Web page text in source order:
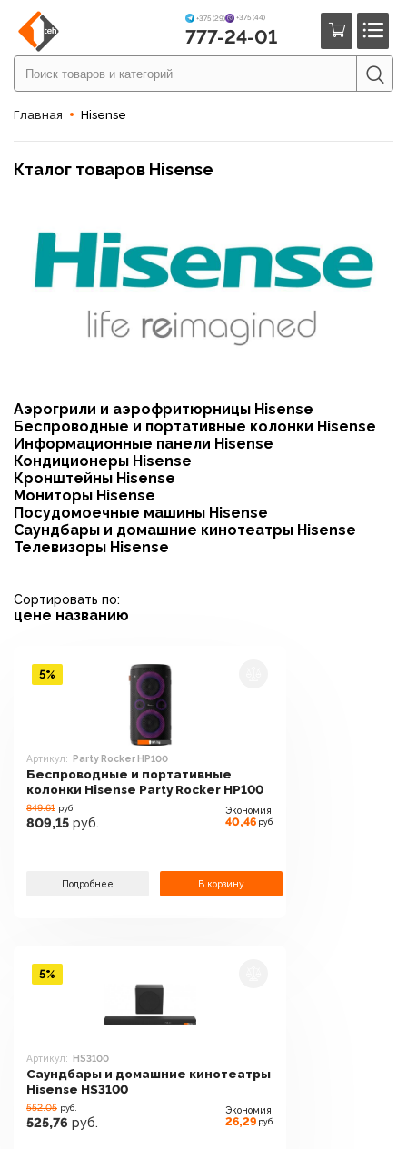
+375 (29) +375 (44)
777-24-01
Главная Hisense
Кталог товаров Hisense
Аэрогрили и аэрофритюрницы Hisense
Беспроводные и портативные колонки Hisense
Информационные панели Hisense
Кондиционеры Hisense
Кронштейны Hisense
Мониторы Hisense
Посудомоечные машины Hisense
Саундбары и домашние кинотеатры Hisense
Телевизоры Hisense
Сортировать по:
цене названию
Артикул: Party Rocker HP100
Беспроводные и портативные
колонки Hisense Party Rocker HP100
849.61 руб.
809,15 руб.
Экономия
40,46 руб.
Подробнее В корзину
5%
Артикул: HS3100
Саундбары и домашние кинотеатры
Hisense HS3100
552.05 руб.
525,76 руб.
Экономия
26,29 руб.
5%